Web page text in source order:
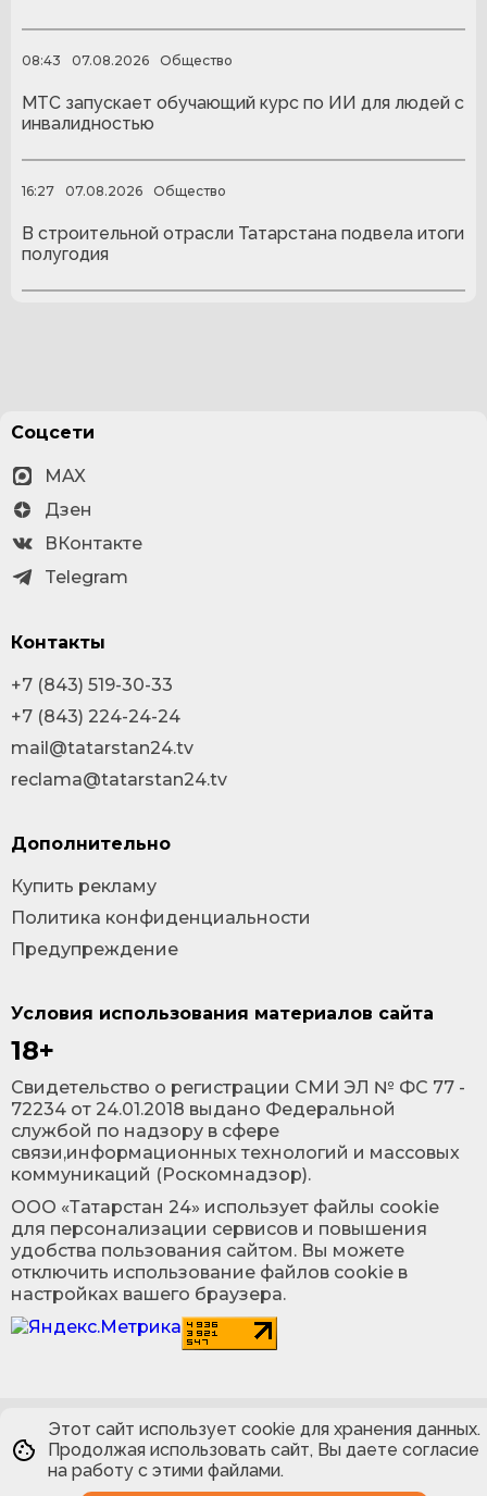
08:43 07.08.2026 Общество
МТС запускает обучающий курс по ИИ для людей с
инвалидностью
16:27 07.08.2026 Общество
В строительной отрасли Татарстана подвела итоги
полугодия
Условия использования материалов сайта
18+
Cвидетельство о регистрации СМИ ЭЛ № ФС 77 -
72234 от 24.01.2018 выдано Федеральной
службой по надзору в сфере
связи,информационных технологий и массовых
коммуникаций (Роскомнадзор).
ООО «Татарстан 24» использует файлы cookie
для персонализации сервисов и повышения
удобства пользования сайтом. Вы можете
отключить использование файлов cookie в
настройках вашего браузера.
Соцсети
MAX
Дзен
ВКонтакте
Telegram
Контакты
+7 (843) 519-30-33
+7 (843) 224-24-24
mail@tatarstan24.tv
reclama@tatarstan24.tv
Дополнительно
Купить рекламу
Политика конфиденциальности
Предупреждение
Этот сайт использует cookie для хранения данных.
Продолжая использовать сайт, Вы даете согласие
на работу с этими файлами.